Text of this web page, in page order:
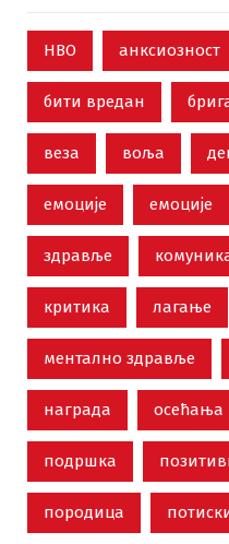
НВО анксиозност
бити вредан
веза воља
емоције емоције
здравље
критика лагање
ментално здравље
награда осећања
подршка
породица